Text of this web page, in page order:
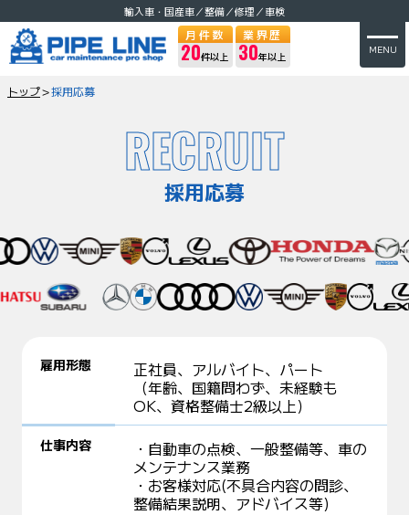
輸入車・国産車／整備／修理／車検
月件数
20件以上
業界歴
30年以上
MENU
トップ＞採用応募
RECRUIT
採用応募
雇用形態
正社員、アルバイト、パート
（年齢、国籍問わず、未経験も
OK、資格整備士2級以上）
仕事内容
自動車の点検、一般整備等、車の
メンテナンス業務
お客様対応(不具合内容の問診、
整備結果説明、アドバイス等)